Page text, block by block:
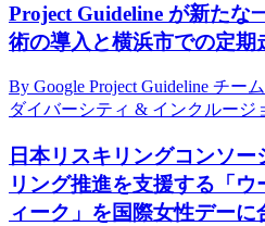
Project Guideline が新たな
術の導入と横浜市での定期
By Google Project Guideline チーム
ダイバーシティ & インクルージ
日本リスキリングコンソ
リング推進を支援する「
ィーク」を国際女性デーに